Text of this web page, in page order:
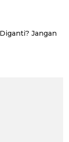
Jangan